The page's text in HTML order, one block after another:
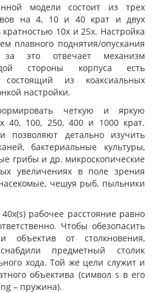
модели состоит из трех
на 4, 10 и 40 крат и двух
10x и 25x. Настройка
плавного поднятия/опускания
за это отвечает механизм
стороны корпуса есть
из коаксиальных
настройки.
четкую и яркую
40, 100, 250, 400 и 1000 крат.
позволяют детально изучить
бактериальные культуры,
грибы и др. микроскопические
увеличениях в поле зрения
чешуя рыб, пыльники
рабочее расстояние равно
Чтобы обезопасить
объектив от столкновения,
предметный столик
хода. Той же цели служит и
объектива (символ s в его
– пружина).